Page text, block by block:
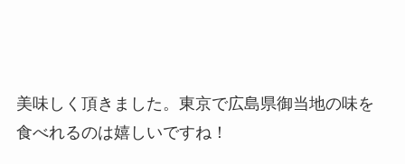
美味しく頂きました。東京で広島県御当地の味を
食べれるのは嬉しいですね！